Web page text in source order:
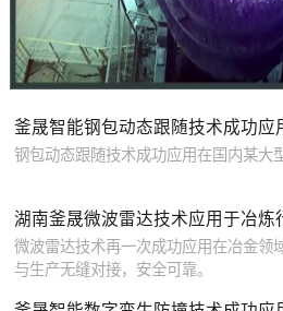
釜晟智能钢包动态跟随技术成功应
钢包动态跟随技术成功应用在国内某大
湖南釜晟微波雷达技术应用于冶炼
微波雷达技术再一次成功应用在冶金领
与生产无缝对接，安全可靠。